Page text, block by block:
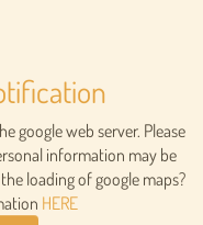
google web server. Please
information may be
loading of google maps?
HERE